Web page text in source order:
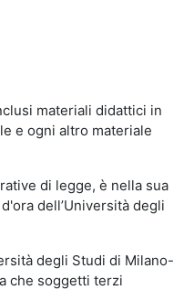
materiali didattici in
e ogni altro materiale
di legge, è nella sua
dell’Università degli
degli Studi di Milano-
che soggetti terzi